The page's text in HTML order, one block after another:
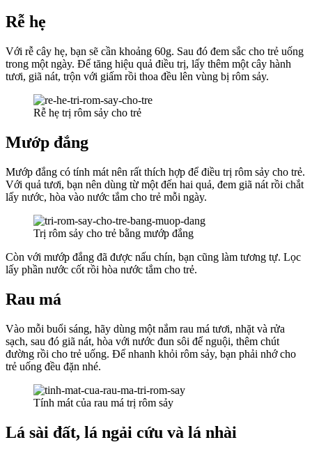
Rễ hẹ
Với rễ cây hẹ, bạn sẽ cần khoảng 60g. Sau đó đem sắc cho trẻ uống
trong một ngày. Để tăng hiệu quả điều trị, lấy thêm một cây hành
tươi, giã nát, trộn với giấm rồi thoa đều lên vùng bị rôm sảy.
Rễ hẹ trị rôm sảy cho trẻ
Mướp đắng
Mướp đắng có tính mát nên rất thích hợp để điều trị rôm sảy cho trẻ.
Với quả tươi, bạn nên dùng từ một đến hai quả, đem giã nát rồi chắt
lấy nước, hòa vào nước tắm cho trẻ mỗi ngày.
Trị rôm sảy cho trẻ bằng mướp đắng
Còn với mướp đắng đã được nấu chín, bạn cũng làm tương tự. Lọc
lấy phần nước cốt rồi hòa nước tắm cho trẻ.
Rau má
Vào mỗi buổi sáng, hãy dùng một nắm rau má tươi, nhặt và rửa
sạch, sau đó giã nát, hòa với nước đun sôi để nguội, thêm chút
đường rồi cho trẻ uống. Để nhanh khỏi rôm sảy, bạn phải nhớ cho
trẻ uống đều đặn nhé.
Tính mát của rau má trị rôm sảy
Lá sài đất, lá ngải cứu và lá nhài